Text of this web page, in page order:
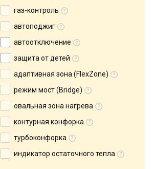
газ-контроль
автоподжиг
автоотключение
защита от детей
адаптивная зона (FlexZone)
режим мост (Bridge)
овальная зона нагрева
контурная конфорка
турбоконфорка
индикатор остаточного тепла